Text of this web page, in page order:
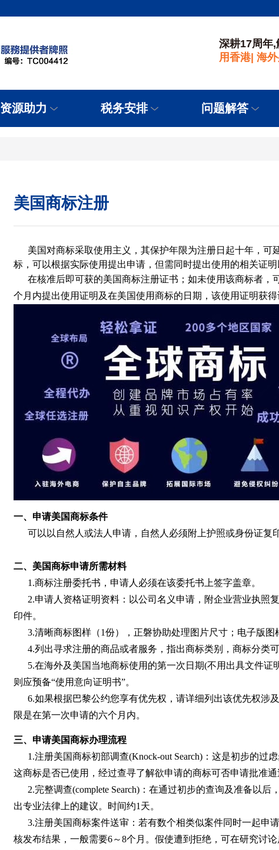
深耕17周年
用香港| 海
资源助力 税务安排 问题解答
美国商标注册
美国对商标采取使用主义，其保护年限为注册日起十年，可
标，可以根据实际使用提出申请，但需同时提出使用的相关证明
在核准后即可获的美国商标注册证书；如未使用该商标者，
个月内提出使用证明及在美国使用商标的日期，该使用证明获
一、申请美国商标条件
可以以自然人或法人申请，自然人必须附上护照或身份证复
二、美国商标申请所需材料
1.商标注册委托书，申请人必须在该委托书上签字盖章。
2.申请人资格证明资料：以公司名义申请，附企业营业执照
印件。
3.清晰商标图样（1份），正磐协助处理图片尺寸；电子版图
4.列出寻求注册的商品或者服务，指出商标类别，商标分类
5.在海外及美国当地商标使用的第一次日期(不用出具文件
则应预备“使用意向证明书”。
6.如果根据巴黎公约您享有优先权，请详细列出该优先权涉
限是在第一次申请的六个月内。
三、申请美国商标办理流程
1.注册美国商标初部调查(Knock-out Search)：这是初步的过
这商标是否已使用，经过查寻了解欲申请的商标可否申请批准通
2.完整调查(complete Search)：在通过初步的查询及准备以
出专业法律上的建议。时间约1天。
3.注册美国商标案件送审：若有数个相类似案件同时一起申
核发布结果，一般需要6～8个月。假使遭到拒绝，可在研究讨